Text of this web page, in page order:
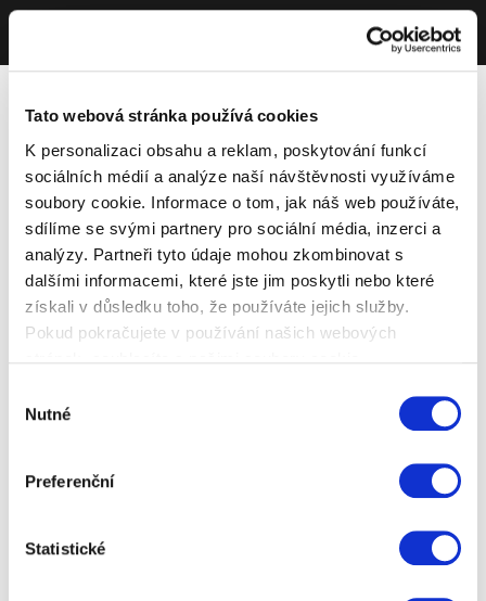
Tato webová stránka používá cookies
K personalizaci obsahu a reklam, poskytování funkcí
sociálních médií a analýze naší návštěvnosti využíváme
soubory cookie. Informace o tom, jak náš web používáte,
sdílíme se svými partnery pro sociální média, inzerci a
analýzy. Partneři tyto údaje mohou zkombinovat s
dalšími informacemi, které jste jim poskytli nebo které
získali v důsledku toho, že používáte jejich služby.
Pokud pokračujete v používání našich webových
souhlasu
Nutné
Preferenční
Statistické